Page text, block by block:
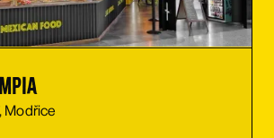
Modřice